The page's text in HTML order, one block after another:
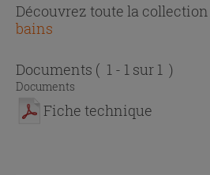
Découvrez toute la collection
bains
Documents ( 1 - 1 sur 1 )
Documents
Fiche technique